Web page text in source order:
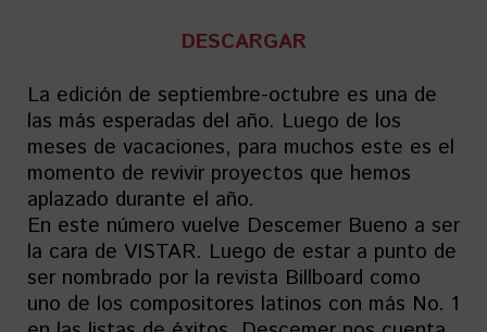
DESCARGAR
La edición de septiembre-octubre es una de
las más esperadas del año. Luego de los
meses de vacaciones, para muchos este es el
momento de revivir proyectos que hemos
aplazado durante el año.
En este número vuelve Descemer Bueno a ser
la cara de VISTAR. Luego de estar a punto de
ser nombrado por la revista Billboard como
uno de los compositores latinos con más No. 1